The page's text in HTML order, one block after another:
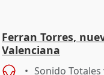
Ferran Torres,
Valenciana
Sonido